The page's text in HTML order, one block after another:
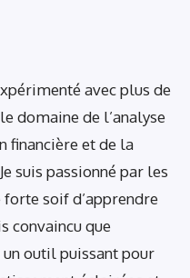
avec plus de
domaine de l’analyse
financière et de la
suis passionné par les
forte soif d’apprendre
convaincu que
un outil puissant pour